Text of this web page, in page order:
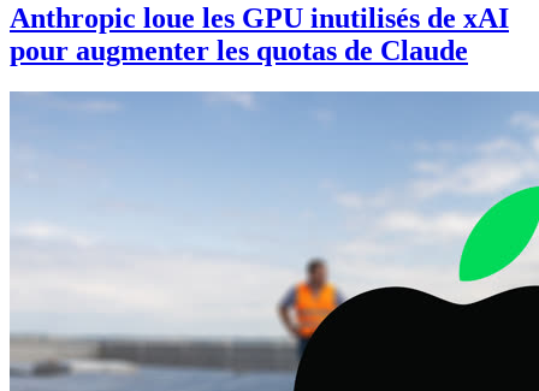
Anthropic loue les GPU inutilisés de xAI
pour augmenter les quotas de Claude